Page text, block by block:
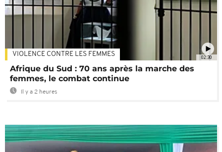
02:30
VIOLENCE CONTRE LES FEMMES
Afrique du Sud : 70 ans après la marche des
femmes, le combat continue
Il y a 2 heures